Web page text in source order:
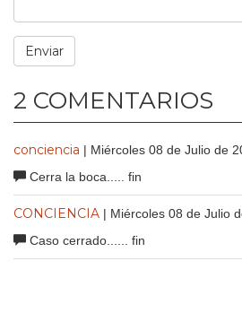
2 COMENTARIOS
conciencia | Miércoles 08 de Julio de
Cerra la boca..... fin
CONCIENCIA | Miércoles 08 de Julio
Caso cerrado...... fin